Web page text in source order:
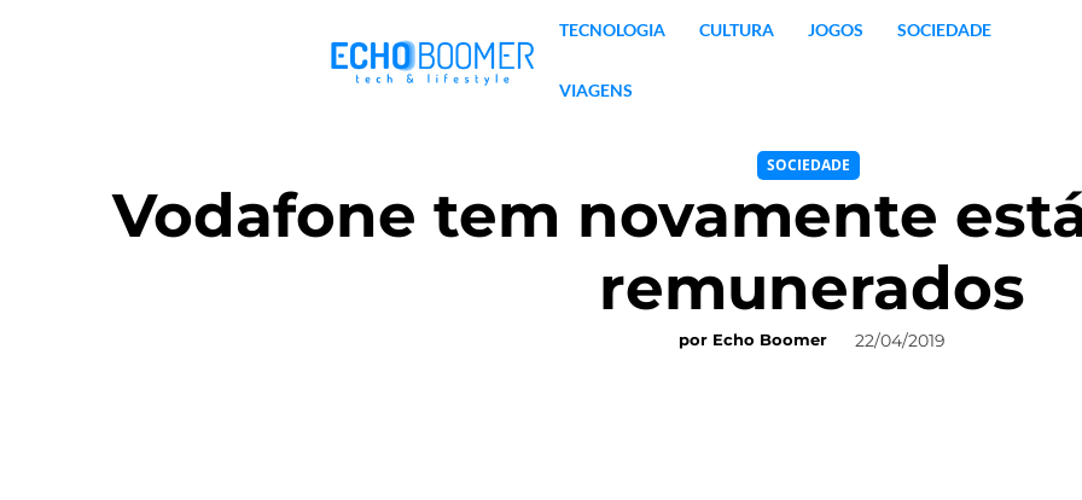
TECNOLOGIA CULTURA JOGOS SOCIEDADE
VIAGENS
SOCIEDADE
Vodafone tem novamente
remunerados
por Echo Boomer 22/04/2019